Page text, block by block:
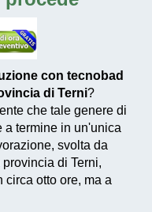
con tecnobad
di Terni?
che tale genere di
a termine in un'unica
svolta da
di Terni,
otto ore, ma a